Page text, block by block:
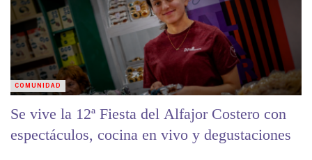
Se vive la 12ª Fiesta del Alfajor Costero con
espectáculos, cocina en vivo y degustaciones
COMUNIDAD